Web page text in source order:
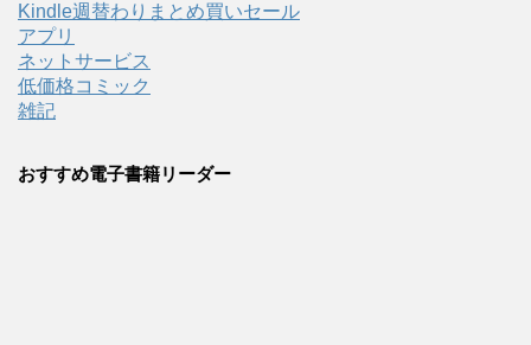
Kindle週替わりまとめ買いセール
アプリ
ネットサービス
低価格コミック
雑記
おすすめ電子書籍リーダー